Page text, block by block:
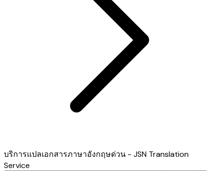
บริการแปลเอกสารภาษาอังกฤษด่วน - JSN Translation
Service